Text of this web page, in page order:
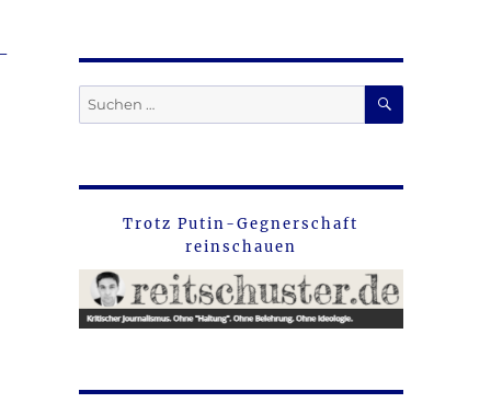
Suche
nach:
SUCHEN
Trotz Putin-Gegnerschaft
reinschauen